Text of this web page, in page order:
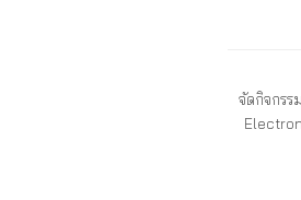
จัดกิจกร